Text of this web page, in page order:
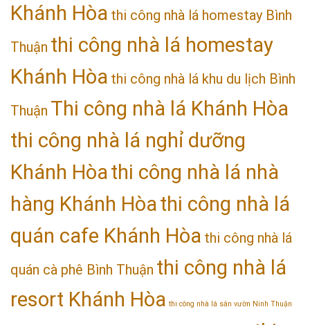
Khánh Hòa thi công nhà lá homestay Bình
Thuận thi công nhà lá homestay
Khánh Hòa thi công nhà lá khu du lịch Bình
Thuận Thi công nhà lá Khánh Hòa
thi công nhà lá nghỉ dưỡng
Khánh Hòathi công nhà lá nhà
hàng Khánh Hòathi công nhà lá
quán cafe Khánh Hòa thi công nhà lá
quán cà phê Bình Thuận thi công nhà lá
resort Khánh Hòa thi công nhà lá sân vườn Ninh Thuận